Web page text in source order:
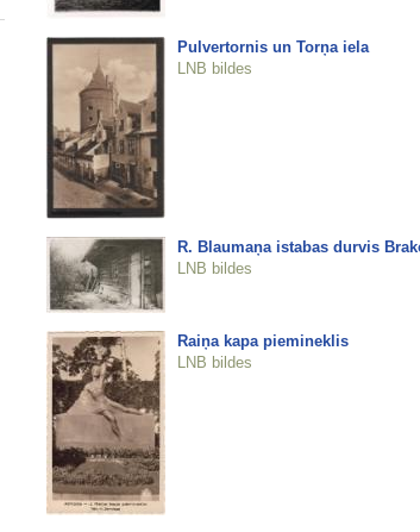
Pulvertornis un Torņa iela
LNB bildes
R. Blaumaņa istabas durvis
LNB bildes
Raiņa kapa piemineklis
LNB bildes